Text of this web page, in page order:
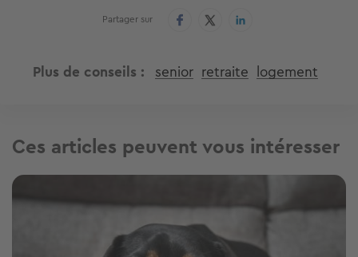
Partager sur
Plus de conseils senior retraite logement
Ces articles peuvent vous intéresser
Image